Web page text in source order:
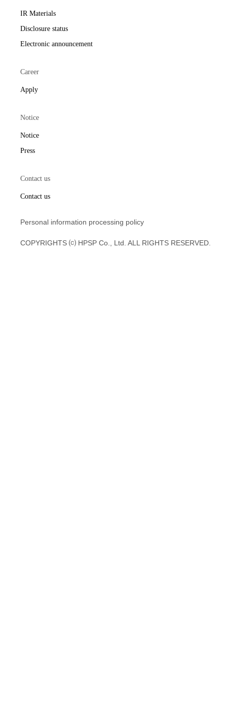
IR Materials
Disclosure status
Electronic announcement
Career
Apply
Notice
Notice
Press
Contact us
Contact us
Personal information processing policy
COPYRIGHTS ⒞ HPSP Co., Ltd. ALL RIGHTS RESERVED.